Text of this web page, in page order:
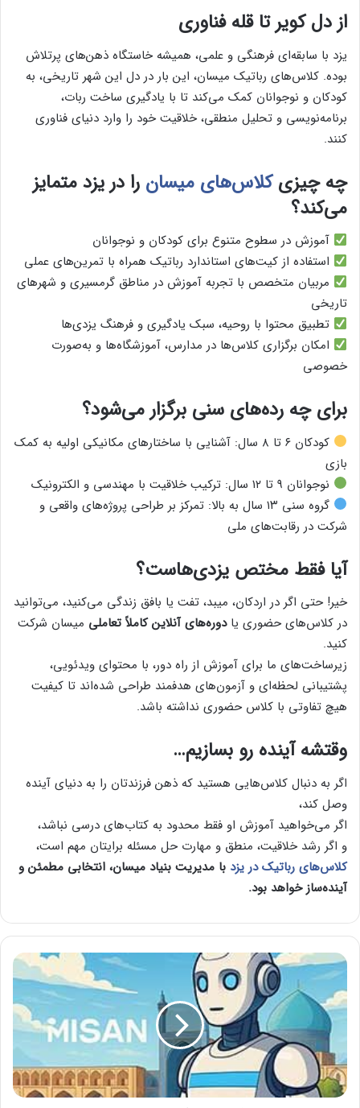
از دل کویر تا قله فناوری
یزد با سابقه‌ای فرهنگی و علمی، همیشه خاستگاه ذهن‌های پرتلاش
بوده. کلاس‌های رباتیک میسان، این بار در دل این شهر تاریخی، به
کودکان و نوجوانان کمک می‌کند تا با یادگیری ساخت ربات،
برنامه‌نویسی و تحلیل منطقی، خلاقیت خود را وارد دنیای فناوری
کنند.
چه چیزیکلاس‌های میسان را در یزد متمایز
می‌کند؟
آموزش در سطوح متنوع برای کودکان و نوجوانان
استفاده از کیت‌های استاندارد رباتیک همراه با تمرین‌های عملی
مربیان متخصص با تجربه آموزش در مناطق گرمسیری و شهرهای
تاریخی
تطبیق محتوا با روحیه، سبک یادگیری و فرهنگ یزدی‌ها
امکان برگزاری کلاس‌ها در مدارس، آموزشگاه‌ها و به‌صورت
خصوصی
برای چه رده‌های سنی برگزار می‌شود؟
کودکان ۶ تا ۸ سال: آشنایی با ساختارهای مکانیکی اولیه به کمک
بازی
نوجوانان ۹ تا ۱۲ سال: ترکیب خلاقیت با مهندسی و الکترونیک
گروه سنی ۱۳ سال به بالا: تمرکز بر طراحی پروژه‌های واقعی و
شرکت در رقابت‌های ملی
آیا فقط مختص یزدی‌هاست؟
خیر! حتی اگر در اردکان، میبد، تفت یا بافق زندگی می‌کنید، می‌توانید
در کلاس‌های حضوری یادوره‌های آنلاین کاملاً تعاملی میسان شرکت
کنید.
زیرساخت‌های ما برای آموزش از راه دور، با محتوای ویدئویی،
پشتیبانی لحظه‌ای و آزمون‌های هدفمند طراحی شده‌اند تا کیفیت
هیچ تفاوتی با کلاس حضوری نداشته باشد.
وقتشه آینده رو بسازیم…
اگر به دنبال کلاس‌هایی هستید که ذهن فرزندتان را به دنیای آینده
وصل کند،
اگر می‌خواهید آموزش او فقط محدود به کتاب‌های درسی نباشد،
و اگر رشد خلاقیت، منطق و مهارت حل مسئله برایتان مهم است،
کلاس‌های رباتیک در یزد با مدیریت بنیاد میسان، انتخابی مطمئن و
آینده‌ساز خواهد بود.